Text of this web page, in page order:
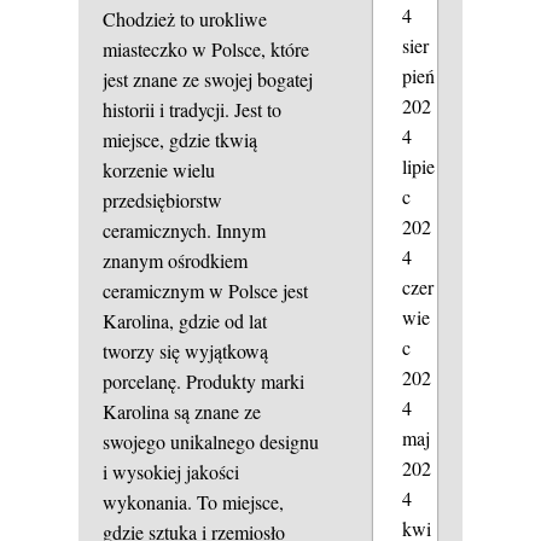
Chodzież to urokliwe
miasteczko w Polsce, które
jest znane ze swojej bogatej
historii i tradycji. Jest to
miejsce, gdzie tkwią
korzenie wielu
przedsiębiorstw
ceramicznych. Innym
znanym ośrodkiem
ceramicznym w Polsce jest
Karolina, gdzie od lat
tworzy się wyjątkową
porcelanę. Produkty marki
Karolina są znane ze
swojego unikalnego designu
i wysokiej jakości
wykonania. To miejsce,
gdzie sztuka i rzemiosło
4
sier
pień
202
4
lipie
c
202
4
czer
wie
c
202
4
maj
202
4
kwi